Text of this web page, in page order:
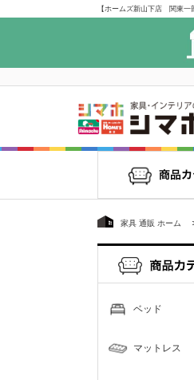
家具 通販 ホーム
ベッド
マットレス